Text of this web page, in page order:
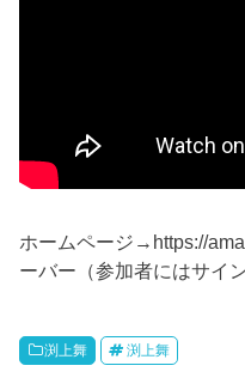
ホームページ→https://
ーバー（参加者にはサイ
渕上舞 渕上舞